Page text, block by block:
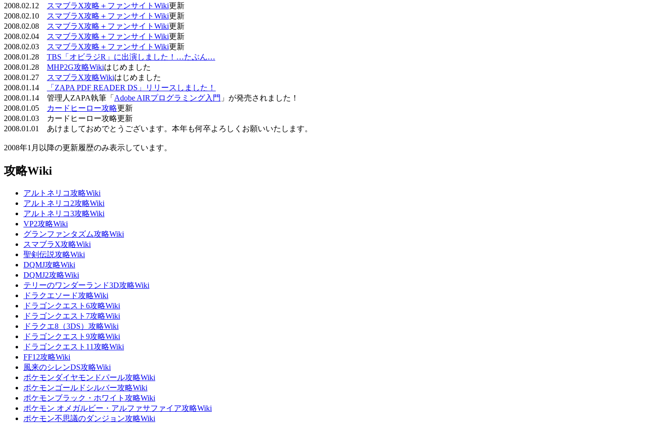
2008.02.12
スマブラX攻略＋ファンサイトWiki更新
2008.02.10
スマブラX攻略＋ファンサイトWiki更新
2008.02.08
スマブラX攻略＋ファンサイトWiki更新
2008.02.04
スマブラX攻略＋ファンサイトWiki更新
2008.02.03
スマブラX攻略＋ファンサイトWiki更新
2008.01.28 TBS「オビラジR」に出演しました！…たぶん…
2008.01.28 MHP2G攻略Wikiはじめました
2008.01.27
スマブラX攻略Wikiはじめました
2008.01.14
「ZAPA PDF READER DS」リリースしました！
2008.01.14 管理人ZAPA執筆「 Adobe AIRプログラミング入門 」が発売されました！
2008.01.05
カードヒーロー攻略更新
2008.01.03 カードヒーロー攻略更新
2008.01.01 あけましておめでとうございます。本年も何卒よろしくお願いいたします。
2008年1月以降の更新履歴のみ表示しています。
攻略Wiki
アルトネリコ攻略Wiki
アルトネリコ2攻略Wiki
アルトネリコ3攻略Wiki
VP2攻略Wiki
グランファンタズム攻略Wiki
スマブラX攻略Wiki
聖剣伝説攻略Wiki
DQMJ攻略Wiki
DQMJ2攻略Wiki
テリーのワンダーランド3D攻略Wiki
ドラクエソード攻略Wiki
ドラゴンクエスト6攻略Wiki
ドラゴンクエスト7攻略Wiki
ドラクエ8（3DS）攻略Wiki
ドラゴンクエスト9攻略Wiki
ドラゴンクエスト11攻略Wiki
FF12攻略Wiki
風来のシレンDS攻略Wiki
ポケモンダイヤモンドパール攻略Wiki
ポケモンゴールドシルバー攻略Wiki
ポケモンブラック・ホワイト攻略Wiki
ポケモン オメガルビー・アルファサファイア攻略Wiki
ポケモン不思議のダンジョン攻略Wiki